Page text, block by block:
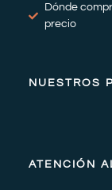
Dónde
precio
NUESTROS
ATENCIÓN